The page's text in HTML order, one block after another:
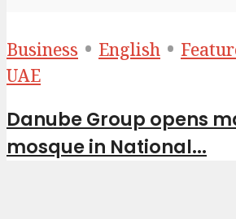
Business • English •
UAE
Danube Group opens
mosque in National...